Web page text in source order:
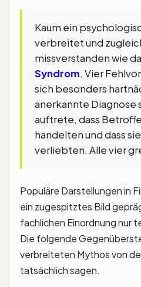
Kaum ein
verbreitet und
missverstanden wie
Syndrom. Vier
sich besonders
anerkannte Diagnose
auftrete, dass
handelten und dass
verliebten. Alle vier
Populäre Darstellungen in
ein zugespitztes Bild
fachlichen Einordnung nur
Die folgende
verbreiteten Mythos von
tatsächlich sagen.